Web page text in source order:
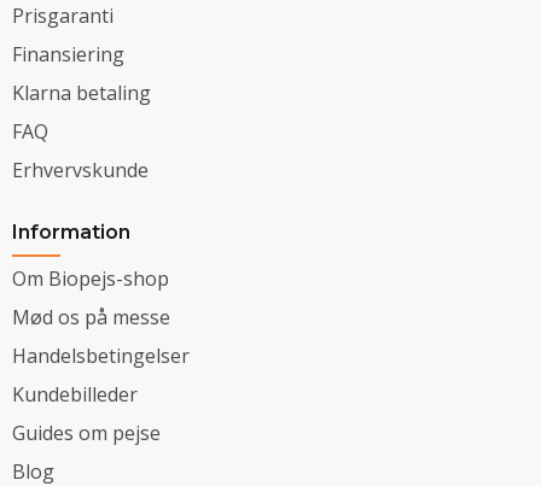
Prisgaranti
Finansiering
Klarna betaling
FAQ
Erhvervskunde
Information
Om Biopejs-shop
Mød os på messe
Handelsbetingelser
Kundebilleder
Guides om pejse
Blog